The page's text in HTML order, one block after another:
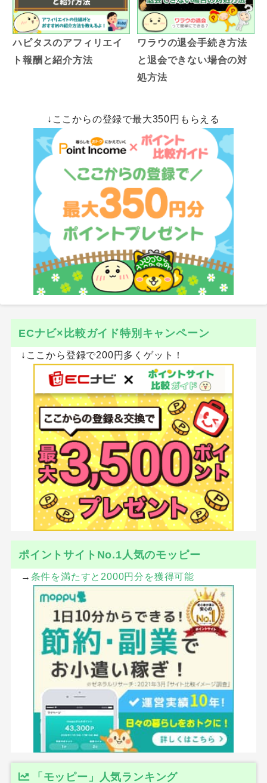
ハピタスのアフィリエイ
ト報酬と紹介方法
ワラウの退会手続き方法
と退会できない場合の対
処方法
↓ここからの登録で最大350円もらえる
ECナビ×比較ガイド特別キャンペーン
↓ここから登録で200円多くゲット！
ポイントサイトNo.1人気のモッピー
→ 条件を満たすと2000円分を獲得可能
「モッピー」人気ランキング